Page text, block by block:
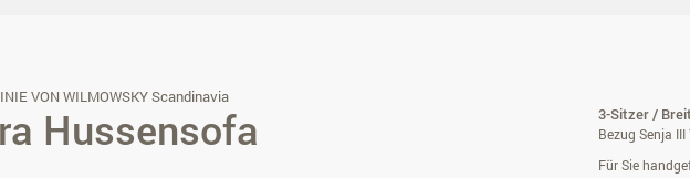
VON WILMOWSKY Scandinavia
Hussensofa 3-Sitzer /
Bezug Senja
Für Sie